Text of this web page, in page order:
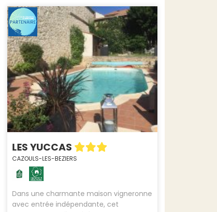
LES YUCCAS
CAZOULS-LES-BEZIERS
Dans une charmante maison vigneronne
avec entrée indépendante, cet